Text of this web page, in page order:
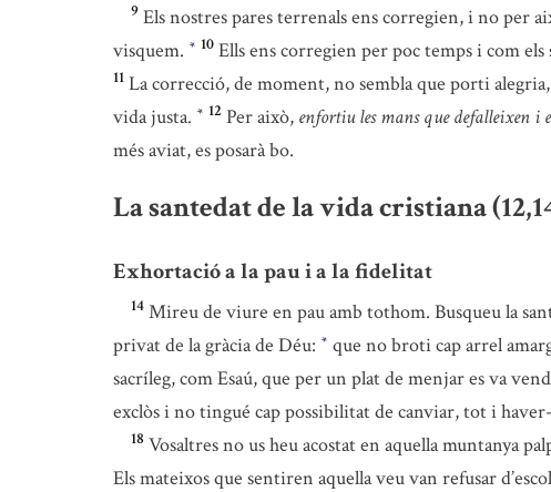
9 Els nostres pares terrenals ens corregien, i no per
visquem. * 10 Ells ens corregien per poc temps i com
11 La correcció, de moment, no sembla que porti
vida justa. * 12 Per això, enfortiu les mans que defalleixen i
més aviat, es posarà bo.
La santedat de la vida cristiana
Exhortació a la pau i a la fidelitat
14 Mireu de viure en pau amb tothom. Busqueu la
privat de la gràcia de Déu: * que no broti cap arrel
sacríleg, com Esaú, que per un plat de menjar es va
exclòs i no tingué cap possibilitat de canviar, tot i
18 Vosaltres no us heu acostat en aquella muntanya
Els mateixos que sentiren aquella veu van refusar